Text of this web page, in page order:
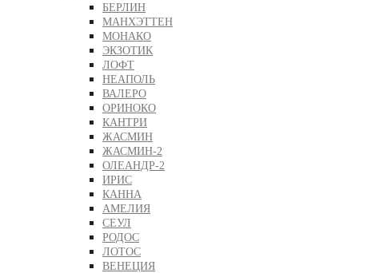
БЕРЛИН
МАНХЭТТЕН
МОНАКО
ЭКЗОТИК
ЛОФТ
НЕАПОЛЬ
ВАЛЕРО
ОРИНОКО
КАНТРИ
ЖАСМИН
ЖАСМИН-2
ОЛЕАНДР-2
ИРИС
КАННА
АМЕЛИЯ
СЕУЛ
РОДОС
ЛОТОС
ВЕНЕЦИЯ